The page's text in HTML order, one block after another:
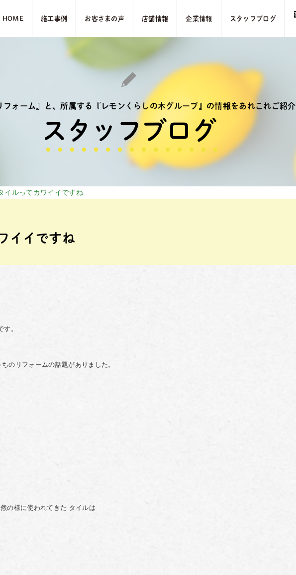
HOME 施⼯事例 お客さまの声 店舗情報 企業情報 スタッフブログ
フォーム』と、所属する『レモンくらしの木グループ』の情報をあれこれご紹介
スタッフブログ
イルってカワイイですね
イイですね
。
のリフォームの話題がありました。
の様に使われてきた タイルは